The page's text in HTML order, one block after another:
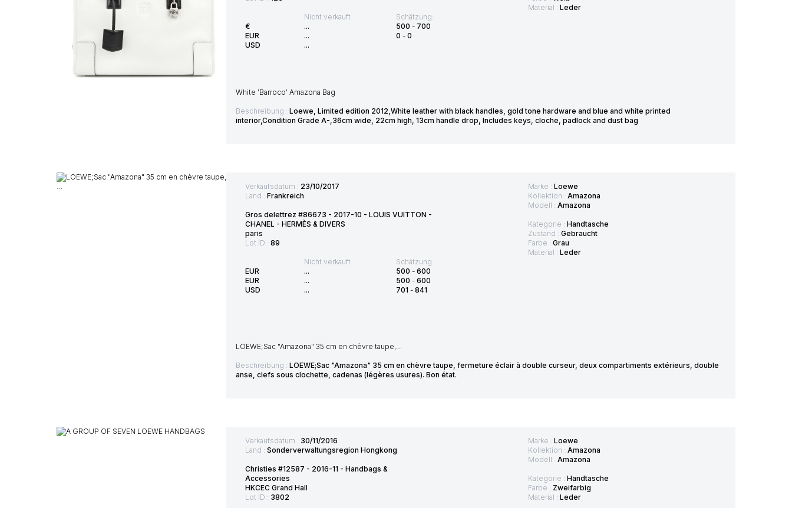
€
EUR
USD
Nicht verkauft
...
...
...
Schätzung:
500 - 700
0 - 0
Material : Leder
White 'Barroco' Amazona Bag
Beschreibung : Loewe, Limited edition 2012,White leather with black handles, gold tone hardware and blue and white printed
interior,Condition Grade A-,36cm wide, 22cm high, 13cm handle drop, Includes keys, cloche, padlock and dust bag
Verkaufsdatum : 23/10/2017
Land : Frankreich
Gros delettrez #86673 - 2017-10 - LOUIS VUITTON -
CHANEL - HERMÈS & DIVERS
paris
Lot ID : 89
EUR
EUR
USD
Nicht verkauft
...
...
...
Schätzung:
500 - 600
500 - 600
701 - 841
Marke : Loewe
Kollektion : Amazona
Modell : Amazona
Kategorie : Handtasche
Zustand : Gebraucht
Farbe : Grau
Material : Leder
LOEWE;Sac "Amazona" 35 cm en chèvre taupe,…
Beschreibung : LOEWE;Sac "Amazona" 35 cm en chèvre taupe, fermeture éclair à double curseur, deux compartiments extérieurs, double
anse, clefs sous clochette, cadenas (légères usures). Bon état.
Verkaufsdatum : 30/11/2016
Land : Sonderverwaltungsregion Hongkong
Christies #12587 - 2016-11 - Handbags &
Accessories
HKCEC Grand Hall
Lot ID : 3802
Marke : Loewe
Kollektion : Amazona
Modell : Amazona
Kategorie : Handtasche
Farbe : Zweifarbig
Material : Leder